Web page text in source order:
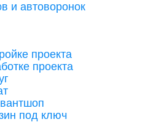
и автоворонок
проекта
проекта
под ключ